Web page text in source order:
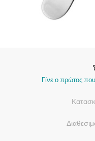
Γίνε ο πρώτος